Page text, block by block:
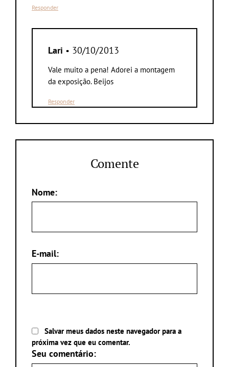
Responder
Lari • 30/10/2013
Vale muito a pena! Adorei a montagem
da exposição. Beijos
Responder
Comente
Nome:
E-mail:
Salvar meus dados neste navegador para a
próxima vez que eu comentar.
Seu comentário: